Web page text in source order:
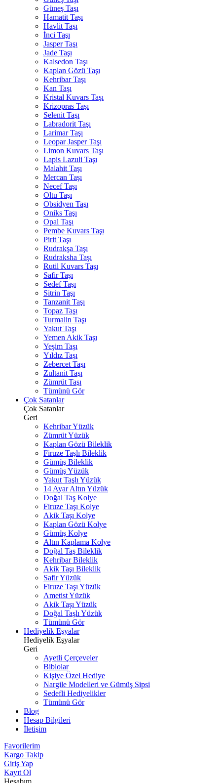
Güneş Taşı
Hamatit Taşı
Havlit Taşı
İnci Taşı
Jasper Taşı
Jade Taşı
Kalsedon Taşı
Kaplan Gözü Taşı
Kehribar Taşı
Kan Taşı
Kristal Kuvars Taşı
Krizopras Taşı
Selenit Taşı
Labradorit Taşı
Larimar Taşı
Leopar Jasper Taşı
Limon Kuvars Taşı
Lapis Lazuli Taşı
Malahit Taşı
Mercan Taşı
Necef Taşı
Oltu Taşı
Obsidyen Taşı
Oniks Taşı
Opal Taşı
Pembe Kuvars Taşı
Pirit Taşı
Rudrakşa Taşı
Rudraksha Taşı
Rutil Kuvars Taşı
Safir Taşı
Sedef Taşı
Sitrin Taşı
Tanzanit Taşı
Topaz Taşı
Turmalin Taşı
Yakut Taşı
Yemen Akik Taşı
Yeşim Taşı
Yıldız Taşı
Zebercet Taşı
Zultanit Taşı
Zümrüt Taşı
Tümünü Gör
Çok Satanlar
Çok Satanlar
Geri
Kehribar Yüzük
Zümrüt Yüzük
Kaplan Gözü Bileklik
Firuze Taşlı Bileklik
Gümüş Bileklik
Gümüş Yüzük
Yakut Taşlı Yüzük
14 Ayar Altın Yüzük
Doğal Taş Kolye
Firuze Taşı Kolye
Akik Taşı Kolye
Kaplan Gözü Kolye
Gümüş Kolye
Altın Kaplama Kolye
Doğal Taş Bileklik
Kehribar Bileklik
Akik Taşı Bileklik
Safir Yüzük
Firuze Taşı Yüzük
Ametist Yüzük
Akik Taşı Yüzük
Doğal Taşlı Yüzük
Tümünü Gör
Hediyelik Eşyalar
Hediyelik Eşyalar
Geri
Ayetli Çerçeveler
Biblolar
Kişiye Özel Hediye
Nargile Modelleri ve Gümüş Sipsi
Sedefli Hediyelikler
Tümünü Gör
Blog
Hesap Bilgileri
İletişim
Favorilerim
Kargo Takip
Giriş Yap
Kayıt Ol
Hesabım